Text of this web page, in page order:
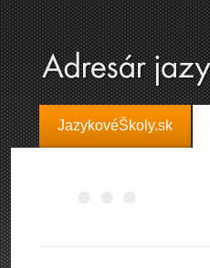
JazykovéŠkoly.sk